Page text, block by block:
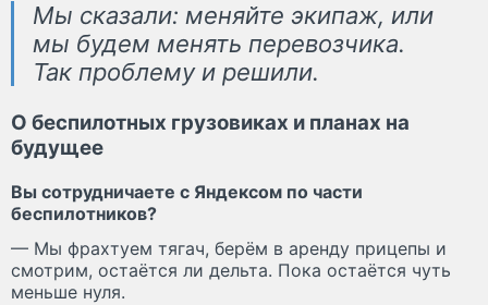
Мы сказали: меняйте экипаж, или
мы будем менять перевозчика.
Так проблему и решили.
О беспилотных грузовиках и планах на
будущее
Вы сотрудничаете с Яндексом по части
беспилотников?
— Мы фрахтуем тягач, берём в аренду прицепы и
смотрим, остаётся ли дельта. Пока остаётся чуть
меньше нуля.